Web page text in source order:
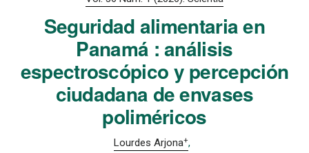
Seguridad alimentaria en
Panamá : análisis
espectroscópico y percepción
ciudadana de envases
poliméricos
Lourdes Arjona+